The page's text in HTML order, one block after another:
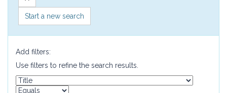
Start a new search
Add filters:
Use filters to refine the search results.